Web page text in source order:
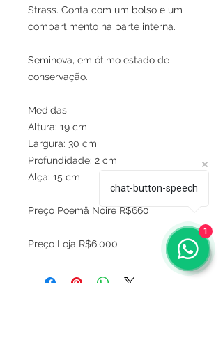
Strass. Conta com um bolso e um
compartimento na parte interna.
Seminova, em ótimo estado de
conservação.
Medidas
Altura: 19 cm
Largura: 30 cm
Profundidade: 2 cm
Alça: 15 cm
Preço Poemä Noire R$660
Preço Loja R$6.000
chat-button-speech
1